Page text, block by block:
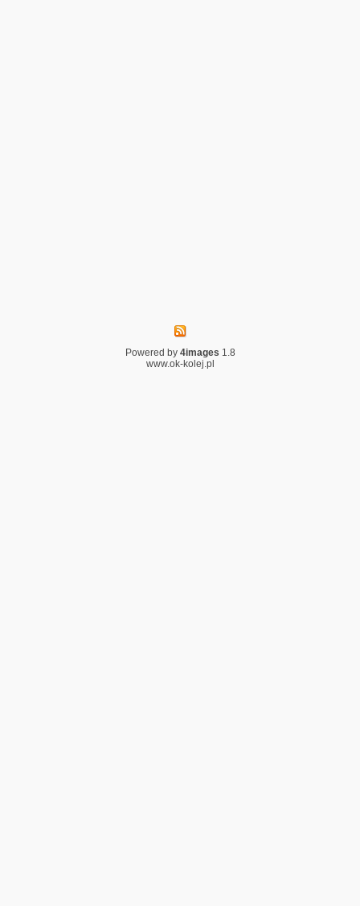
Powered by 4images 1.8
www.ok-kolej.pl